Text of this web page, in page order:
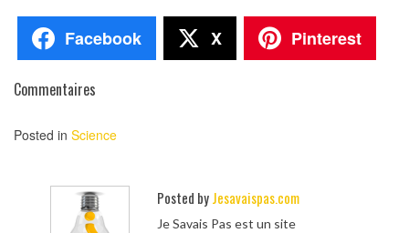
Facebook X Pinterest
Commentaires
Posted in Science
Posted byJesavaispas.com
Je Savais Pas est un site